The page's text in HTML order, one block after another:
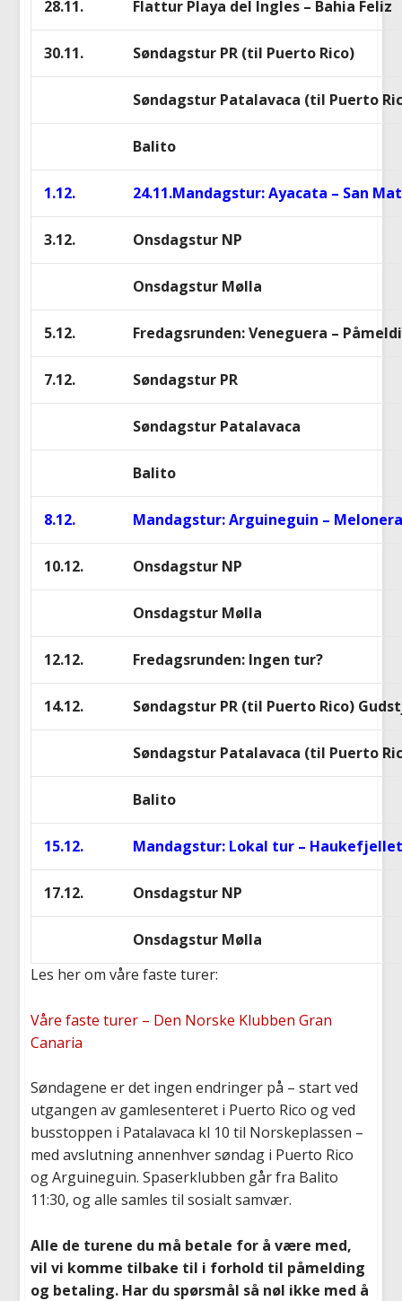
28.11. Flattur Playa del Ingles – Bahia Feliz
30.11. Søndagstur PR (til Puerto Rico)
Søndagstur Patalavaca (til Puerto
Balito
1.12. 24.11.Mandagstur: Ayacata – San
3.12. Onsdagstur NP
Onsdagstur Mølla
5.12. Fredagsrunden: Veneguera –
7.12. Søndagstur PR
Søndagstur Patalavaca
Balito
8.12. Mandagstur: Arguineguin –
10.12. Onsdagstur NP
Onsdagstur Mølla
12.12. Fredagsrunden: Ingen tur?
14.12. Søndagstur PR (til Puerto Rico)
Søndagstur Patalavaca (til Puerto
Balito
15.12. Mandagstur: Lokal tur –
17.12. Onsdagstur NP
Onsdagstur Mølla
Les her om våre faste turer:
Våre faste turer – Den Norske Klubben Gran
Canaria
Søndagene er det ingen endringer på – start ved
utgangen av gamlesenteret i Puerto Rico og ved
busstoppen i Patalavaca kl 10 til Norskeplassen –
med avslutning annenhver søndag i Puerto Rico
og Arguineguin. Spaserklubben går fra Balito
11:30, og alle samles til sosialt samvær.
Alle de turene du må betale for å være med,
vil vi komme tilbake til i forhold til påmelding
og betaling. Har du spørsmål så nøl ikke med å